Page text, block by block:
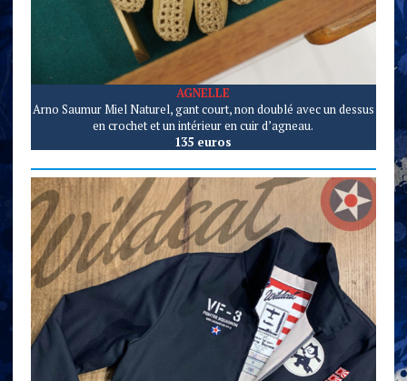
AGNELLE
Arno Saumur Miel Naturel, gant court, non doublé avec un dessus
en crochet et un intérieur en cuir d’agneau.
135 euros